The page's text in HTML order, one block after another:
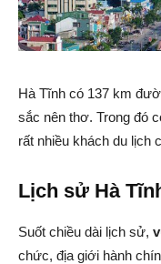
Hà Tĩnh có 137 km
sắc nên thơ. Trong đó
rất nhiều khách du lịch
Lịch sử Hà
Suốt chiều dài lịch sử,
chức, địa giới hành